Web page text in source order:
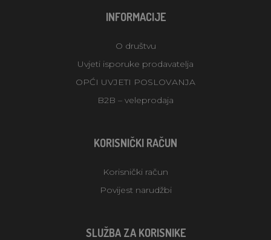
INFORMACIJE
O društvu
Uvjeti isporuke prodavatelja
OPĆI UVJETI POSLOVANJA
B2B – veleprodaja
KORISNIČKI RAČUN
Korisnički račun
Povijest narudžbi
SLUŽBA ZA KORISNIKE